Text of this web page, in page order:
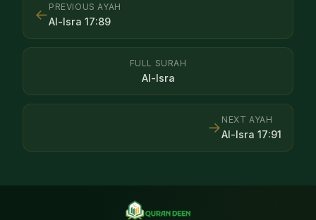
← PREVIOUS AYAH
Al-Isra 17:89
FULL SURAH
Al-Isra
NEXT AYAH
Al-Isra 17:91
→